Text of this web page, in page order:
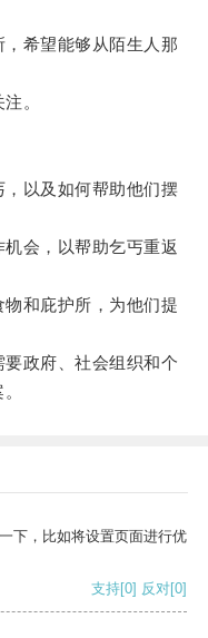
希望能够从陌生人那
。
以及如何帮助他们摆
会，以帮助乞丐重返
和庇护所，为他们提
政府、社会组织和个
下，比如将设置页面进行优
支持[0] 反对[0]